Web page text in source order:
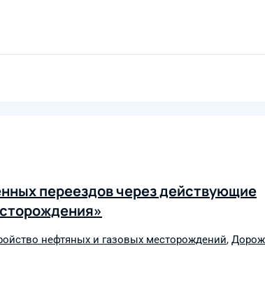
переездов через действующие
нефтяных и газовых месторождений,